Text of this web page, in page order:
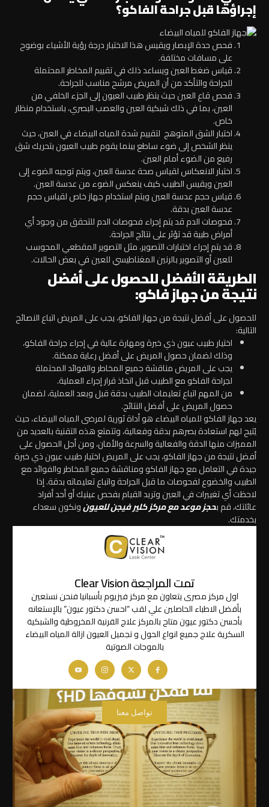
إجراؤها قبل جراحة الفاكو؟
فحص حدة الإبصار ويقيس هذا الاختبار درجة رؤية الأشياء بوضوح
على مسافات مختلفة.
قياس ضغط العين ويساعد ذلك في تقييم المخاطر المحتملة
للجراحة والتأكد من أن المريض مرشح مناسب للجراحة.
فحص قاع العين حيث ينظر طبيب العيون إلى الجزء الخلفي من
العين، بما في ذلك شبكية العين والعصب البصري، باستخدام منظار
خاص.
اختبار الشق المتوهج لتقييم شدة المياه البيضاء في العين، حيث
ينظر الشخص إلى ضوء ساطع بينما يقوم طبيب العيون بتحريك شق
رفيع من الضوء أمام العين.
اختبار الانعكاس لقياس صحة عدسة العين، ويتم توجيه الضوء إلى
العين ويقيس الطبيب كيف ينعكس الضوء من عدسة العين.
قياس حجم عدسة العين ويتم استخدام جهاز خاص لقياس حجم
عدسة العين بدقة.
فحوصات الدم قد يتم إجراء فحوصات الدم للتحقق من وجود أي
أمراض طبية قد تؤثر على نتائج الجراحة.
قد يتم إجراء اختبارات التصوير، مثل التصوير المقطعي المحوسب
للعين أو التصوير بالرنين المغناطيسي للعين في بعض الحالات.
الطريقة الأفضل للحصول على أفضل
نتيجة من جهاز فاكو:
للحصول على أفضل نتيجة من جهاز الفاكو، يجب على المريض اتباع النصائح
التالية:
اختيار طبيب عيون ذي خبرة ومهارة عالية في إجراء جراحة الفاكو،
وذلك لضمان حصول المريض على أفضل رعاية ممكنة.
يجب على المريض مناقشة جميع المخاطر والفوائد المحتملة
لجراحة الفاكو مع الطبيب قبل اتخاذ قرار إجراء العملية.
من المهم اتباع تعليمات الطبيب بدقة قبل وبعد العملية، لضمان
حصول المريض على أفضل النتائج.
يعد جهاز الفاكو للمياه البيضاء هو أداة ثورية لمرضى المياه البيضاء، حيث
يُتيح لهم استعادة بصرهم بدقة وفعالية، وتتمتع هذه التقنية بالعديد من
المميزات منها الدقة والفعالية والسرعة والأمان، ومن أجل الحصول على
أفضل نتيجة من جهاز الفاكو، يجب على المريض اختيار طبيب عيون ذي خبرة
جيدة في التعامل مع جهاز الفاكو ومناقشة جميع المخاطر والفوائد مع
الطبيب والخضوع لفحوصات ما قبل الجراحة واتباع تعليماته بدقة.إذا
لاحظت أي تغييرات في العين وتريد القيام بفحص عينيك أو أحد أفراد
عائلتك، قم بحجز موعد مع مركز كلير فيجن للعيونونكون سعداء
بخدمتك.
تمت المراجعة Clear Vision
اول مركز مصرى يتعاون مع مركز فيزيوم بأسبانيا فنحن نستعين
بأفضل الاطباء الحاصلين علي لقب “احسن دكتور عيون” بالإستعانه
بأحسن دكتور عيون متاح بالمركز علاج القرنية المخروطية والشبكية
السكرية علاج جميع انواع الحول و تجميل العيون ازالة المياه البيضاء
بالموجات الصوتية
تواصل معنا